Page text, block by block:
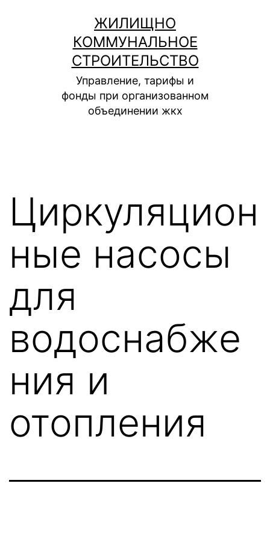
содержимому
ЖИЛИЩНО
КОММУНАЛЬНОЕ
СТРОИТЕЛЬСТВО
Управление, тарифы и
фонды при организованном
объединении жкх
Циркуляцион
ные насосы
для
водоснабже
ния и
отопления